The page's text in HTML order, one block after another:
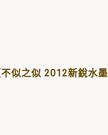
似之似 2012新銳水墨